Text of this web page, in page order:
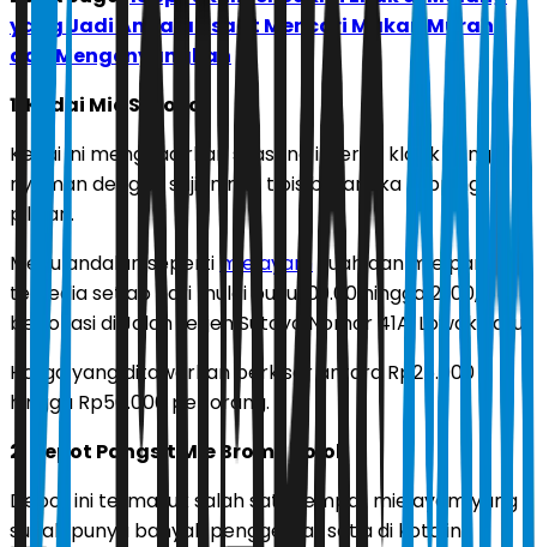
yang Jadi Andalan saat Mencari Makan Murah
dan Mengenyangkan
1. Kedai Mie Sutoyo
Kedai ini menghadirkan suasana interior klasik yang
nyaman dengan sajian mie tipis beraneka topping
pilihan.
Menu andalan sepertimie ayamkuah dan mie pangsit
tersedia setiap hari mulai pukul 09.00 hingga 21.00,
berlokasi di Jalan Letjen Sutoyo Nomor 41A, Lowokwaru.
Harga yang ditawarkan berkisar antara Rp25.000
hingga Rp50.000 per orang.
2. Depot Pangsit Mie Bromo Pojok
Depot ini termasuk salah satu tempat mie ayam yang
sudah punya banyak penggemar setia di kota ini.